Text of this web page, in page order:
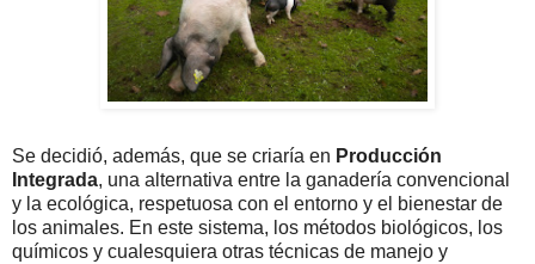
Se decidió, además, que se criaría en Producción
Integrada, una alternativa entre la ganadería convencional
y la ecológica, respetuosa con el entorno y el bienestar de
los animales. En este sistema, los métodos biológicos, los
químicos y cualesquiera otras técnicas de manejo y